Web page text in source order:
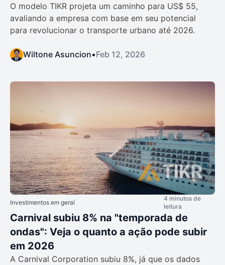
O modelo TIKR projeta um caminho para US$ 55,
avaliando a empresa com base em seu potencial
para revolucionar o transporte urbano até 2026.
Wiltone Asuncion•Feb 12, 2026
Investimentos em geral
4 minutos de
leitura
Carnival subiu 8% na "temporada de
ondas": Veja o quanto a ação pode subir
em 2026
A Carnival Corporation subiu 8%, já que os dados